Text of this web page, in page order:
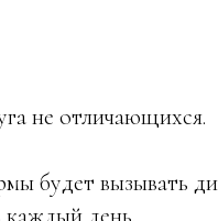
не отличающихся.
будет вызывать